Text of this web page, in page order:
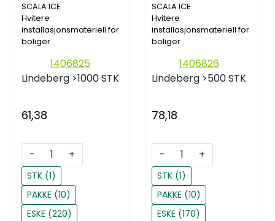
SCALA ICE
Hvitere
installasjonsmateriell for
boliger
1406825
Lindeberg >1000 STK
61,38
- +
STK (1)
PAKKE (10)
ESKE (220)
SCALA ICE
Hvitere
installasjonsmateriell for
boliger
1406826
Lindeberg >500 STK
78,18
- +
STK (1)
PAKKE (10)
ESKE (170)